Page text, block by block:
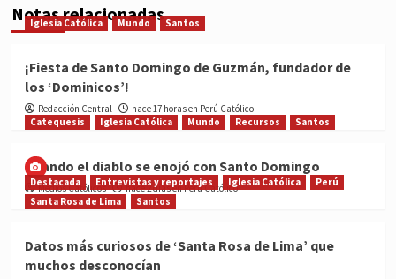
Notas relacionadas
Iglesia Católica Mundo Santos
¡Fiesta de Santo Domingo de Guzmán, fundador de
los ‘Dominicos’!
Redacción Central
hace 17 horas en Perú Católico
Catequesis
Iglesia Católica Mundo Recursos Santos
Cuando el diablo se enojó con Santo Domingo
Medios Católicos hace 2 días en Perú Católico
Destacada Entrevistas y reportajes Iglesia Católica
Perú
Santa Rosa de Lima
Santos
Datos más curiosos de ‘Santa Rosa de Lima’ que
muchos desconocían